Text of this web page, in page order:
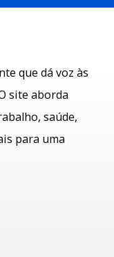
que dá voz às
site aborda
saúde,
para uma